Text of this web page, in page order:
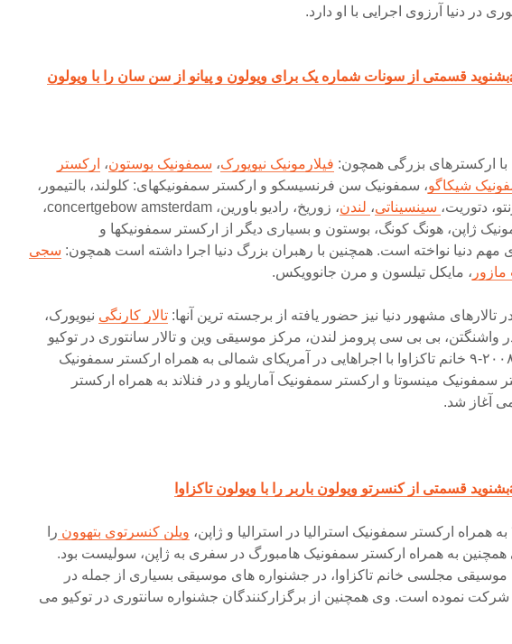
در دنیا آرزوی اجرایی با او دارد.
بشنوید قسمتی از سونات شماره یک برای ویولون و پیانو از سن سان را با ویولون
با ارکسترهای بزرگی همچون: فیلارمونیک نیویورک، سمفونیک بوستون، ارکستر
شیکاگو، سمفونیک سن فرنسیسکو و ارکستر سمفونیکهای: کلولند، بالتیمور،
دتوریت، سینسیناتی، لندن
، زوریخ، رادیو باورین، concertgebow amsterdam،
ژاپن، هونگ کونگ، بوستون و بسیاری دیگر از ارکستر سمفونیکها و
مهم دنیا نواخته است. همچنین با رهبران بزرگ دنیا اجرا داشته است همچون: سجی
، مایکل تیلسون و مرن جانوویکس.
تالارهای مشهور دنیا نیز حضور یافته از برجسته ترین آنها: تالار کارنگی نیویورک،
واشنگتن، بی بی سی پرومز لندن، مرکز موسیقی وین و تالار سانتوری در توکیو
است. فصل ۲۰۰۸-۹ خانم تاکزاوا با اجراهایی در آمریکای شمالی به همراه ارکستر سمفونیک
سمفونیک مینسوتا و ارکستر سمفونیک آماریلو و در فنلاند به همراه ارکستر
آغاز شد.
بشنوید قسمتی از کنسرتو ویولون باربر را با ویولون تاکزاوا
ویلن کنسرتوی بتهوون را
همچنین به همراه ارکستر سمفونیک هامبورگ در سفری به ژاپن، سولیست بود.
موسیقی مجلسی خانم تاکزاوا، در جشنواره های موسیقی بسیاری از جمله در
شرکت نموده است. وی همچنین از برگزارکنندگان جشنواره سانتوری در توکیو می